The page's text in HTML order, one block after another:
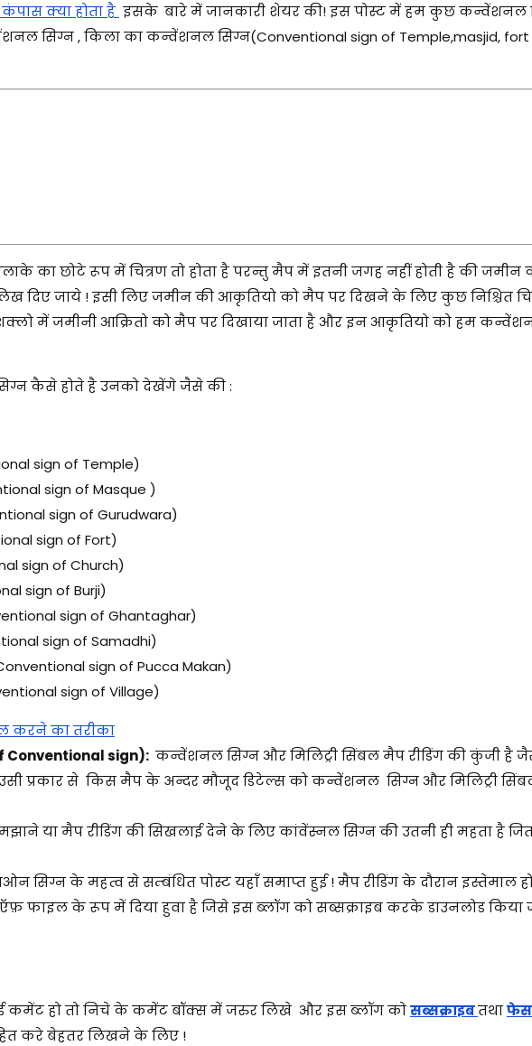
क्या होता है इसके बारे में जानकारी शेयर की! इस पोस्ट में हम कुछ कन्वेंशनल
सिग्न , किला का कन्वेंशनल सिग्न(Conventional sign of Temple,masjid,
का छोटे रूप में चित्रण तो होता है परन्तु मैप में इतनी जगह नहीं होती है की जमीन
दिए जाये ! इसी लिए जमीन की आकृतियो को मैप पर दिखने के लिए कुछ निश्चित
में जमीनी आक्रितो को मैप पर दिखाया जाता है और इन आकृतियो को हम
कैसे होते है उनको देखेंगे जैसे की :
sign of Temple)
sign of Masque )
sign of Gurudwara)
sign of Fort)
sign of Church)
sign of Burji)
sign of Ghantaghar)
sign of Samadhi)
sign of Pucca Makan)
sign of Village)
करने का तरीका
Conventional sign): कन्वेंशनल सिग्न और मिलिट्री सिंबल मैप रीडिंग की कुंजी है
प्रकार से किस मैप के अन्दर मौजूद डिटेल्स को कन्वेंशनल सिग्न और मिलिट्री
या मैप रीडिंग की सिखलाई देने के लिए कांवेंस्नल सिग्न की उतनी ही महता है
सिग्न के महत्व से सम्बंधित पोस्ट यहाँ समाप्त हुई ! मैप रीडिंग के दौरान इस्तेमाल
फाइल के रूप में दिया हुवा है जिसे इस ब्लॉग को सब्सक्राइब करके डाउनलोड किया
कमेंट हो तो निचे के कमेंट बॉक्स में जरुर लिखे और इस ब्लॉग कोसब्सक्राइबतथा
करे बेहतर लिखने के लिए !